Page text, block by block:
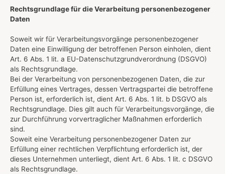
Rechtsgrundlage für die Verarbeitung personenbezogener
Daten
Soweit wir für Verarbeitungsvorgänge personenbezogener
Daten eine Einwilligung der betroffenen Person einholen, dient
Art. 6 Abs. 1 lit. a EU-Datenschutzgrundverordnung (DSGVO)
als Rechtsgrundlage.
Bei der Verarbeitung von personenbezogenen Daten, die zur
Erfüllung eines Vertrages, dessen Vertragspartei die betroffene
Person ist, erforderlich ist, dient Art. 6 Abs. 1 lit. b DSGVO als
Rechtsgrundlage. Dies gilt auch für Verarbeitungsvorgänge, die
zur Durchführung vorvertraglicher Maßnahmen erforderlich
sind.
Soweit eine Verarbeitung personenbezogener Daten zur
Erfüllung einer rechtlichen Verpflichtung erforderlich ist, der
dieses Unternehmen unterliegt, dient Art. 6 Abs. 1 lit. c DSGVO
als Rechtsgrundlage.